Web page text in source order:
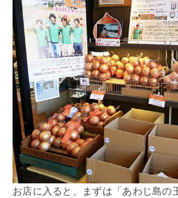
お店に入ると、まずは「あわじ島の